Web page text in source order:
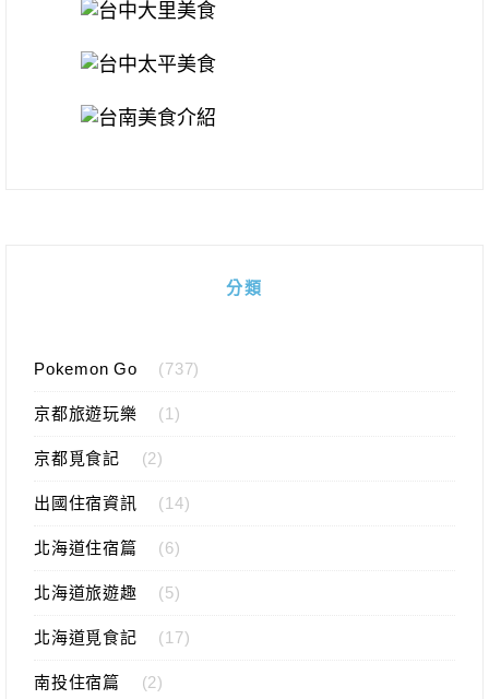
分類
Pokemon Go (737)
京都旅遊玩樂 (1)
京都覓食記 (2)
出國住宿資訊 (14)
北海道住宿篇 (6)
北海道旅遊趣 (5)
北海道覓食記 (17)
南投住宿篇 (2)